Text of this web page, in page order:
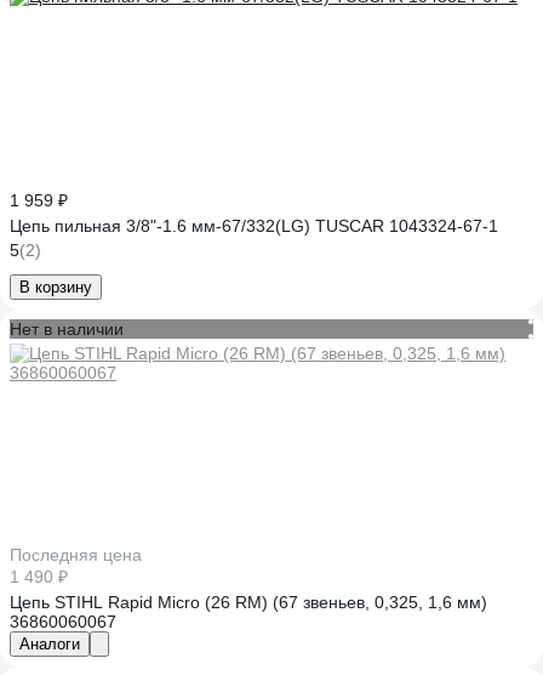
1 959 ₽
Цепь пильная 3/8"-1.6 мм-67/332(LG) TUSCAR 1043324-67-1
5(2)
В корзину
Нет в наличии
Последняя цена
1 490 ₽
Цепь STIHL Rapid Micro (26 RM) (67 звеньев, 0,325, 1,6 мм)
36860060067
Аналоги